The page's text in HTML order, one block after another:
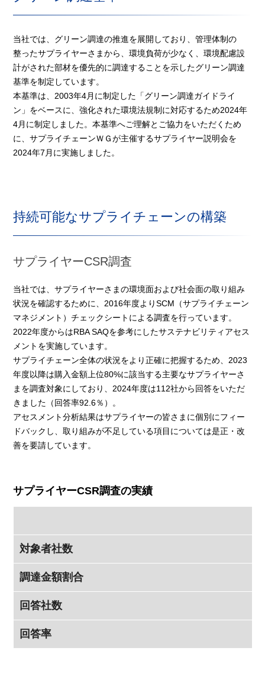
当社では、グリーン調達の推進を展開しており、管理体制の
整ったサプライヤーさまから、環境負荷が少なく、環境配慮設
計がされた部材を優先的に調達することを示したグリーン調達
基準を制定しています。
本基準は、2003年4月に制定した「グリーン調達ガイドライ
ン」をベースに、強化された環境法規制に対応するため2024年
4月に制定しました。本基準へご理解とご協力をいただくため
に、サプライチェーンＷＧが主催するサプライヤー説明会を
2024年7月に実施しました。
持続可能なサプライチェーンの構築
サプライヤーCSR調査
当社では、サプライヤーさまの環境面および社会面の取り組み
状況を確認するために、2016年度よりSCM（サプライチェーン
マネジメント）チェックシートによる調査を行っています。
2022年度からはRBA SAQを参考にしたサステナビリティアセス
メントを実施しています。
サプライチェーン全体の状況をより正確に把握するため、2023
年度以降は購入金額上位80%に該当する主要なサプライヤーさ
まを調査対象にしており、2024年度は112社から回答をいただ
きました（回答率92.6％）。
アセスメント分析結果はサプライヤーの皆さまに個別にフィー
ドバックし、取り組みが不足している項目については是正・改
善を要請しています。
サプライヤーCSR調査の実績
対象者社数
調達金額割合
回答社数
回答率